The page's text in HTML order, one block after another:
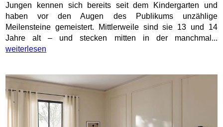
Jungen kennen sich bereits seit dem Kindergarten und
haben vor den Augen des Publikums unzählige
Meilensteine gemeistert. Mittlerweile sind sie 13 und 14
Jahre alt – und stecken mitten in der manchmal...
weiterlesen